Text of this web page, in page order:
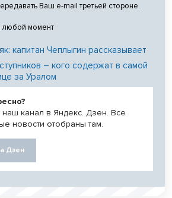
Ваш e-mail третьей стороне.
любой момент
капитан Чеплыгин рассказывает
– кого содержат в самой
за Уралом
канал в Яндекс. Дзен. Все
новости отобраны там.
Дзен